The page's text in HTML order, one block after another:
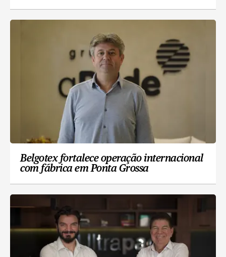
Belgotex fortalece operação internacional
com fábrica em Ponta Grossa